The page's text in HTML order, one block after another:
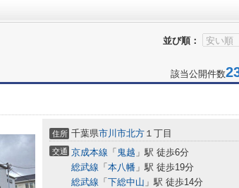
並び順：
該当公開件数
住所 千葉県市川市北方 １丁目
交通 京成本線 「 鬼越 」駅 徒歩6分
総武線 「 本八幡 」駅 徒歩19分
総武線 「 下総中山 」駅 徒歩14分